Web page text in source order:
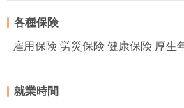
各種保険
雇用保険 労災保険 健康保険 厚生
就業時間